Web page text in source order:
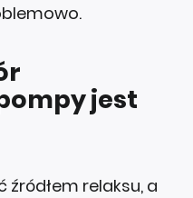
jest
źródłem relaksu, a